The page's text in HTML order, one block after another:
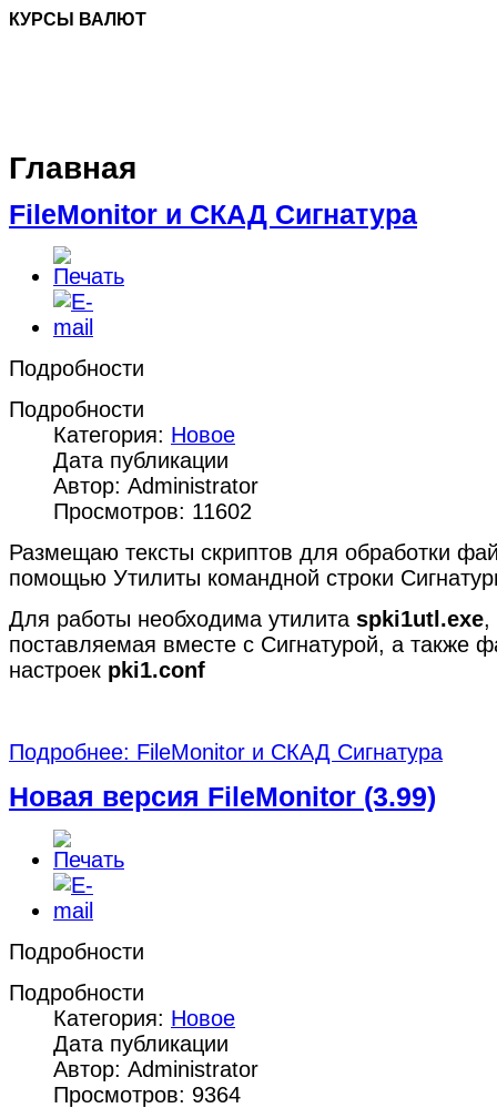
КУРСЫ ВАЛЮТ
Главная
FileMonitor и СКАД Сигнатура
Подробности
Подробности
Категория: Новое
Дата публикации
Автор: Administrator
Просмотров: 11602
Размещаю тексты скриптов для обработки
помощью Утилиты командной строки
Для работы необходима утилита spki1utl.exe,
поставляемая вместе с Сигнатурой, а также
настроек pki1.conf
Подробнее: FileMonitor и СКАД Сигнатура
Новая версия FileMonitor (3.99)
Подробности
Подробности
Категория: Новое
Дата публикации
Автор: Administrator
Просмотров: 9364